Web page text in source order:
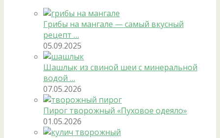
Грибы на мангале — самый вкусный
рецепт …
05.09.2025
Шашлык из свиной шеи с минеральной
водой …
07.05.2026
Пирог творожный «Пуховое одеяло»
01.05.2026